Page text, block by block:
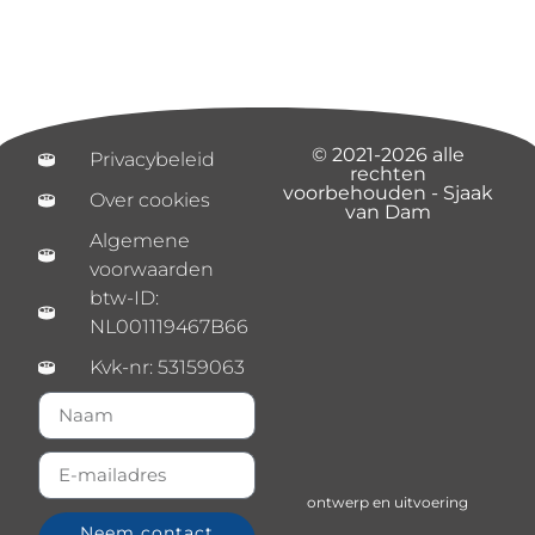
Privacybeleid
Over cookies
Algemene
voorwaarden
btw-ID:
NL001119467B66
Kvk-nr: 53159063
© 2021-2026 alle
rechten
voorbehouden - Sjaak
van Dam
ontwerp en uitvoering